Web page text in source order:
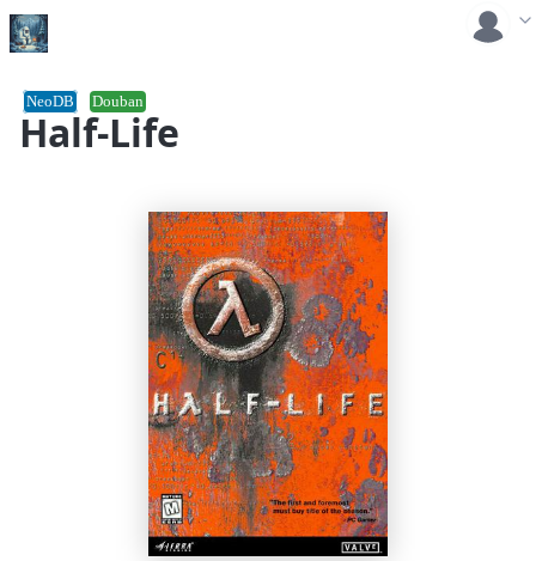
Half-Life
NeoDB Douban